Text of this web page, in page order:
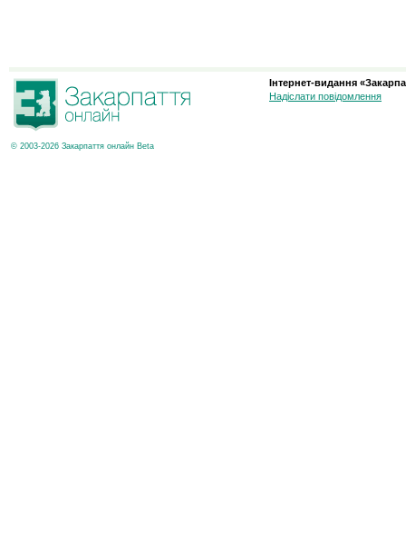
© 2003-2026 Закарпаття онлайн Beta
Інтернет-видання
Надіслати повідомлення